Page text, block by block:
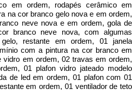
em ordem, rodapés cerâmico em
na cor branco gelo nova e em ordem,
neve nova e em ordem, gola de
branco neve nova, com algumas
restante em ordem, 01 janela
com a pintura na cor branco em
vidro em ordem, 02 travas em ordem,
01 plafon vidro jateado modelo
de led em ordem, 01 plafon com 01
em ordem, 01 ventilador de teto